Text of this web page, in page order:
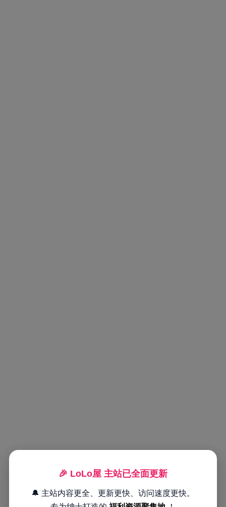
🎉 LoLo屋 主站已全面更新
🔔 主站内容更全、更新更快、访问速度更快。